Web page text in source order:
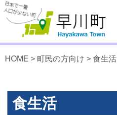
HOME > 町民の方向け > 食生活
食生活